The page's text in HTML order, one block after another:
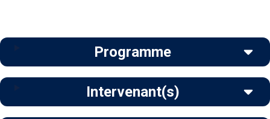
Programme
Intervenant(s)